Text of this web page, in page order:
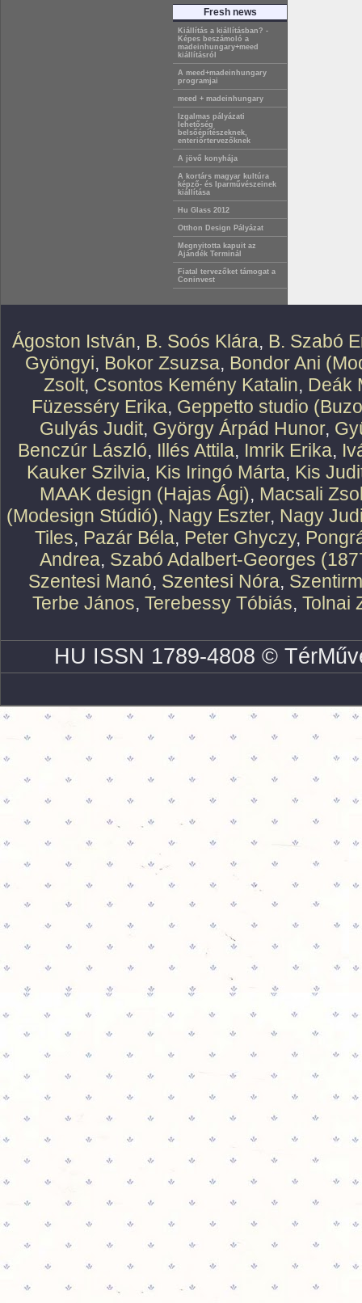
Fresh news
Kiállítás a kiállításban? -
Képes beszámoló a
madeinhungary+meed
kiállításról
A meed+madeinhungary
programjai
meed + madeinhungary
Izgalmas pályázati
lehetőség
belsőépítészeknek,
enteriőrtervezőknek
A jövő konyhája
A kortárs magyar kultúra
képző- és Iparművészeinek
kiállítása
Hu Glass 2012
Otthon Design Pályázat
Megnyitotta kapuit az
Ajándék Terminál
Fiatal tervezőket támogat a
Coninvest
Ágoston István, B. Soós Klára, B. Szabó
Gyöngyi, Bokor Zsuzsa, Bondor Ani
Zsolt, Csontos Kemény Katalin, Deák
Füzesséry Erika, Geppetto studio
Gulyás Judit, György Árpád Hunor,
Benczúr László, Illés Attila, Imrik Erika,
Kauker Szilvia, Kis Iringó Márta, Kis
MAAK design (Hajas Ági), Macsali
(Modesign Stúdió), Nagy Eszter, Nagy
Tiles, Pazár Béla, Peter Ghyczy,
Andrea, Szabó Adalbert-Georges
Szentesi Manó, Szentesi Nóra,
Terbe János, Terebessy Tóbiás, Tolnai
HU ISSN 1789-4808 ©